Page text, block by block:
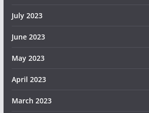
July 2023
June 2023
May 2023
April 2023
March 2023